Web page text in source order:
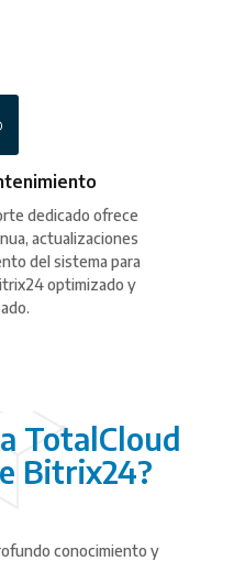
dedicado ofrece
actualizaciones
del sistema para
optimizado y
TotalCloud
Bitrix24?
conocimiento y